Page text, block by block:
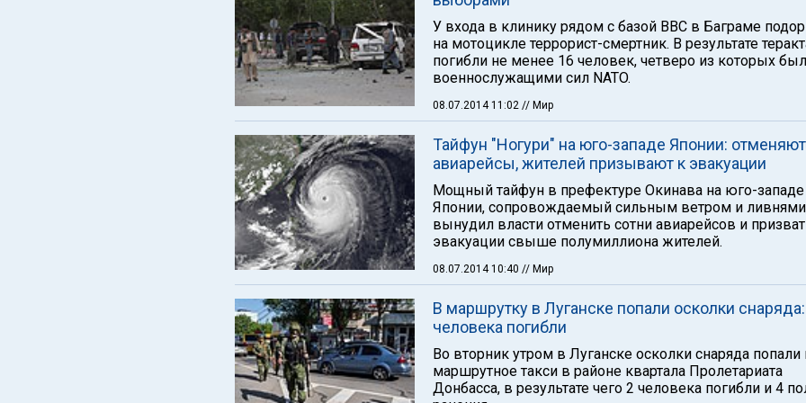
У входа в клинику рядом с базой ВВС в Баграме
на мотоцикле террорист-смертник. В результате
погибли не менее 16 человек, четверо из которых
военнослужащими сил NATO.
08.07.2014 11:02 // Мир
Тайфун "Ногури" на юго-западе Японии:
авиарейсы, жителей призывают к эвакуации
Мощный тайфун в префектуре Окинава на юго-западе
Японии, сопровождаемый сильным ветром и
вынудил власти отменить сотни авиарейсов и
эвакуации свыше полумиллиона жителей.
08.07.2014 10:40 // Мир
В маршрутку в Луганске попали осколки
человека погибли
Во вторник утром в Луганске осколки снаряда попали
маршрутное такси в районе квартала Пролетариата
Донбасса, в результате чего 2 человека погибли и 4